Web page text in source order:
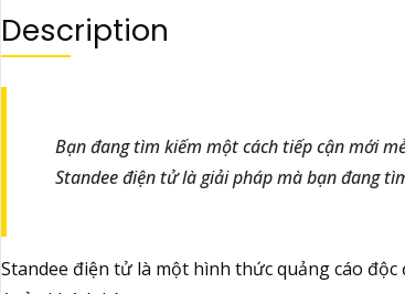
Description
Bạn đang tìm kiếm một cách tiếp cận mới
Standee điện tử là giải pháp mà bạn đang
Standee điện tử là một hình thức quảng cáo